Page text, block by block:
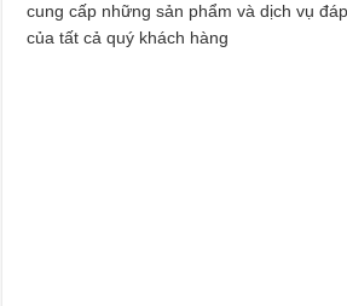
cung cấp những sản phẩm và dịch vụ
của tất cả quý khách hàng